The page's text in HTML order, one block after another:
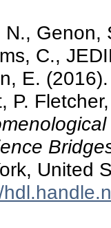
Genon,
C.,
E.
P.
United